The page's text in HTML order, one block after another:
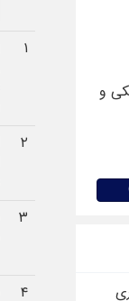
و
۱
۲
۳
۴